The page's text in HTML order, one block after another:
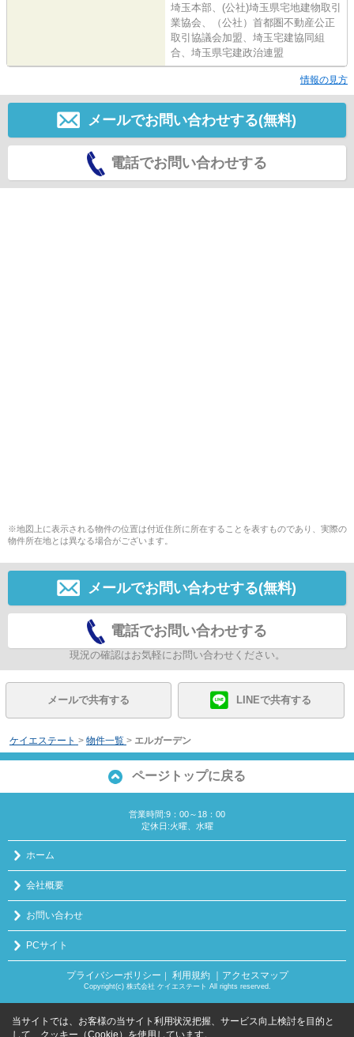
埼玉本部、(公社)埼玉県宅地建物取引
業協会、（公社）首都圏不動産公正
取引協議会加盟、埼玉宅建協同組
合、埼玉県宅建政治連盟
情報の見方
メールでお問い合わせする(無料)
電話でお問い合わせする
※地図上に表示される物件の位置は付近住所に所在することを表すものであり、実際の
物件所在地とは異なる場合がございます。
メールでお問い合わせする(無料)
電話でお問い合わせする
現況の確認はお気軽にお問い合わせください。
メールで共有する LINEで共有する
ケイエステート > 物件一覧 > エルガーデン
ページトップに戻る
営業時間:9：00～18：00
定休日:火曜、水曜
ホーム
会社概要
お問い合わせ
PCサイト
プライバシーポリシー 利用規約 ｜アクセスマップ
Copyright(c) 株式会社 ケイエステート All rights reserved.
当サイトでは、お客様の当サイト利用状況把握、サービス向上検討を目的と
して、クッキー（Cookie）を使用しています。